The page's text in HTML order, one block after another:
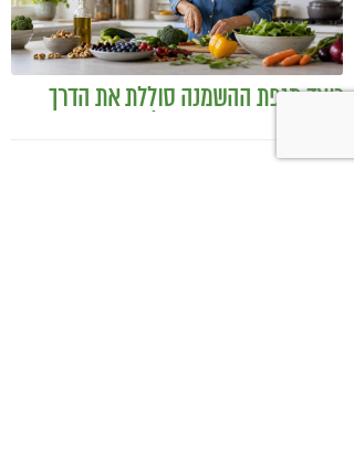
כיצד מגפת ההשמנה סוללת את הדרך
האינטגרטיבית